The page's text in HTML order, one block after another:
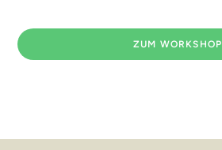
ZUM WORKSHOP